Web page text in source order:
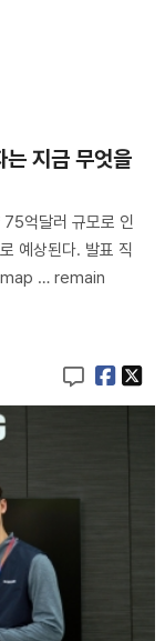
지금 무엇을
억달러 규모로 인
예상된다. 발표 직
… remain